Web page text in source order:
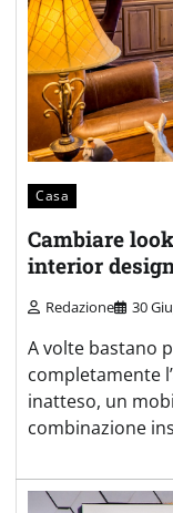
Casa
Cambiare
interior
Redazione 30
A volte bastano
completamente
inatteso, un
combinazione